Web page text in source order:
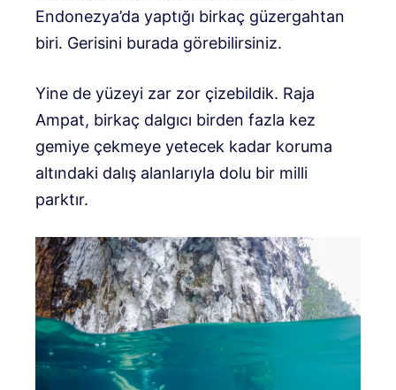
Endonezya’da yaptığı birkaç güzergahtan
biri. Gerisini burada görebilirsiniz.
Yine de yüzeyi zar zor çizebildik. Raja
Ampat, birkaç dalgıcı birden fazla kez
gemiye çekmeye yetecek kadar koruma
altındaki dalış alanlarıyla dolu bir milli
parktır.